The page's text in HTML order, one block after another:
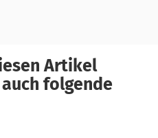
Artikel
folgende